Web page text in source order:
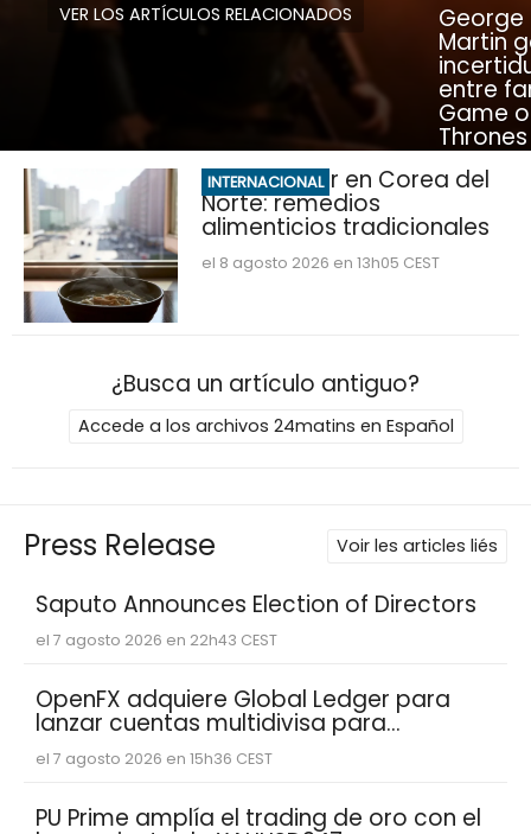
VER LOS ARTÍCULOS RELACIONADOS George
Martin
entre
Game
Thrones
INTERNACIONAL
Ola de calor en Corea del
Norte: remedios
alimenticios tradicionales
el 8 agosto 2026 en 13h05 CEST
¿Busca un artículo antiguo?
Accede a los archivos 24matins en Español
Press Release Voir les articles liés
Saputo Announces Election of Directors
el 7 agosto 2026 en 22h43 CEST
OpenFX adquiere Global Ledger para
lanzar cuentas multidivisa para
empresas fintech
el 7 agosto 2026 en 15h36 CEST
PU Prime amplía el trading de oro con el